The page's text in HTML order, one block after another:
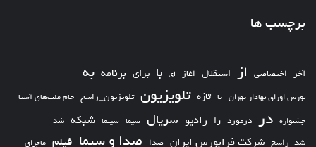
برچسب ها
آخر اختصاصی از استقلال اغاز ای با برای برنامه به
بورس اوراق بهادار تهران تا تازه تلویزیون تلویزیون_راسخ جام ملت‌های آسیا
جشنواره در درمورد را رادیو سریال سیما سینما شبکه شد
شد_راسخ شرکت فرابورس ایران صدا صدا و سیما فیلم ماجرای